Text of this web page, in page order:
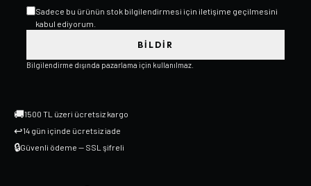
Sadece bu ürünün stok bilgilendirmesi için iletişime geçilmesini
kabul ediyorum.
BILDIR
Bilgilendirme dışında pazarlama için kullanılmaz.
🚚1500 TL üzeri ücretsiz kargo
↩14 gün içinde ücretsiz iade
🔒Güvenli ödeme — SSL şifreli